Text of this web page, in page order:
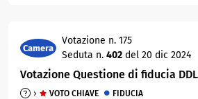
Camera
Votazione n. 175
Seduta n. 402 del 20 dic 2024
Votazione Questione di fiducia
VOTO CHIAVE FIDUCIA